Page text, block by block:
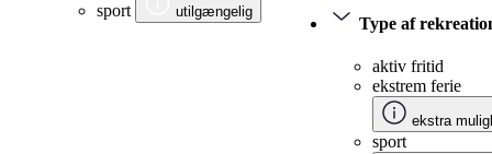
sport utilgængelig
Type af
aktiv fritid
ekstrem ferie
ekstra
sport